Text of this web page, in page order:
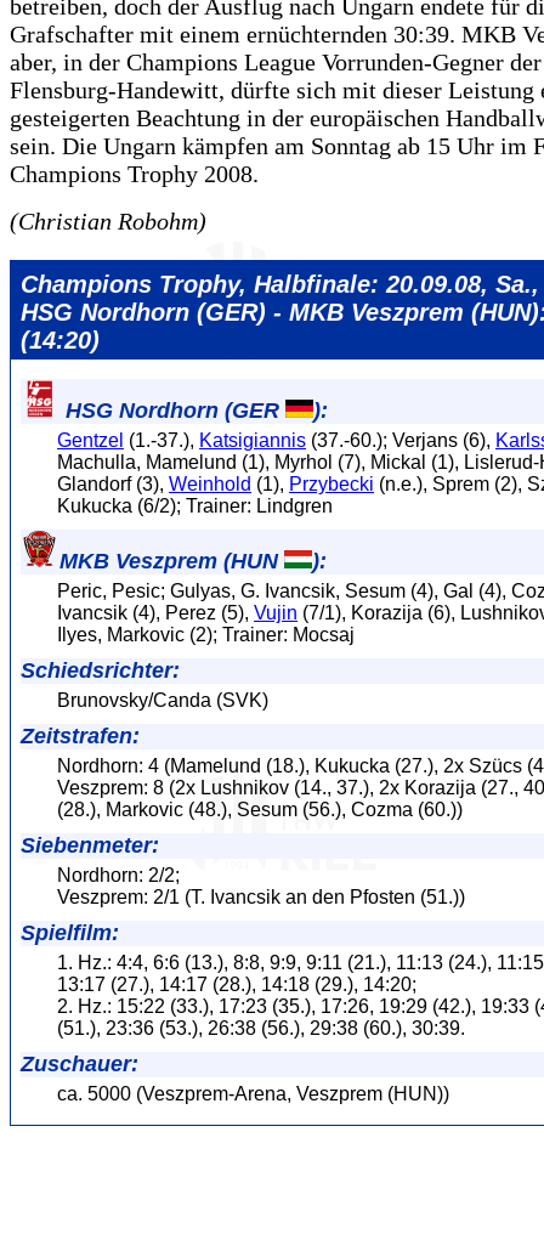
betreiben, doch der Ausflug nach Ungarn endete für
Grafschafter mit einem ernüchternden 30:39. MKB
aber, in der Champions League Vorrunden-Gegner
Flensburg-Handewitt, dürfte sich mit dieser Leistung
gesteigerten Beachtung in der europäischen
sein. Die Ungarn kämpfen am Sonntag ab 15 Uhr im
Champions Trophy 2008.
(Christian Robohm)
Champions Trophy, Halbfinale: 20.09.08, Sa.,
HSG Nordhorn (GER) - MKB Veszprem
(14:20)
HSG Nordhorn (GER ):
Gentzel (1.-37.), Katsigiannis (37.-60.); Verjans (6),
Machulla, Mamelund (1), Myrhol (7), Mickal (1),
Glandorf (3), Weinhold (1), Przybecki (n.e.), Sprem (2),
Kukucka (6/2); Trainer: Lindgren
MKB Veszprem (HUN ):
Peric, Pesic; Gulyas, G. Ivancsik, Sesum (4), Gal (4),
Ivancsik (4), Perez (5), Vujin (7/1), Korazija (6),
Ilyes, Markovic (2); Trainer: Mocsaj
Schiedsrichter:
Brunovsky/Canda (SVK)
Zeitstrafen:
Nordhorn: 4 (Mamelund (18.), Kukucka (27.), 2x Szücs
Veszprem: 8 (2x Lushnikov (14., 37.), 2x Korazija (27.,
(28.), Markovic (48.), Sesum (56.), Cozma (60.))
Siebenmeter:
Nordhorn: 2/2;
Veszprem: 2/1 (T. Ivancsik an den Pfosten (51.))
Spielfilm:
1. Hz.: 4:4, 6:6 (13.), 8:8, 9:9, 9:11 (21.), 11:13 (24.),
13:17 (27.), 14:17 (28.), 14:18 (29.), 14:20;
2. Hz.: 15:22 (33.), 17:23 (35.), 17:26, 19:29 (42.), 19:33
(51.), 23:36 (53.), 26:38 (56.), 29:38 (60.), 30:39.
Zuschauer:
ca. 5000 (Veszprem-Arena, Veszprem (HUN))